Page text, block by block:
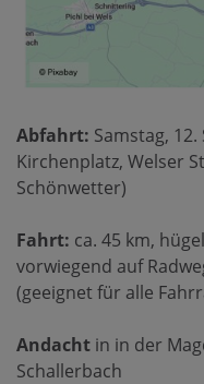
Abfahrt: Samstag,
Kirchenplatz, Welser
Schönwetter)
Fahrt: ca. 45 km,
vorwiegend auf
(geeignet für alle
Andacht in in der
Schallerbach